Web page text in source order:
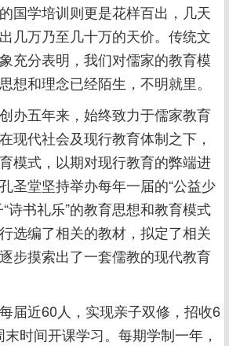
国学培训则更是花样百出，几天
几万乃至几十万的天价。传统文
充分表明，我们对儒家的教育模
想和理念已经陌生，不明就里。
办五年来，始终致力于儒家教育
现代社会及现行教育体制之下，
模式，以期对现行教育的弊端进
圣堂坚持举办每年一届的“公益少
诗书礼乐”的教育思想和教育模式
选编了相关的教材，拟定了相关
步摸索出了一套儒教的现代教育
届近60人，实现亲子双修，招收6
时间开课学习。每期学制一年，